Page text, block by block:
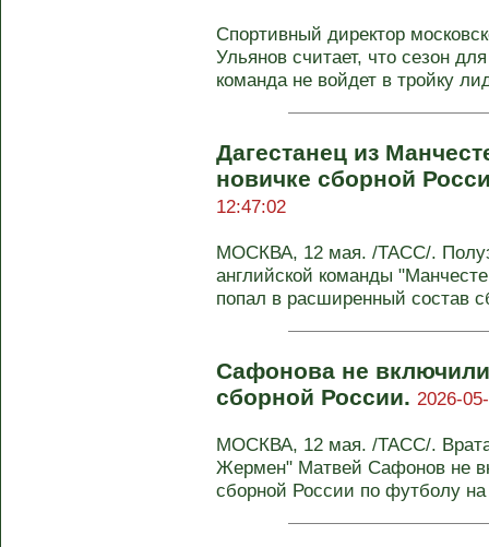
Спортивный директор
Ульянов считает, что сезон
команда не войдет в тройку
Дагестанец из
новичке сборной
12:47:02
МОСКВА, 12 мая. /ТАСС/.
английской команды
попал в расширенный состав
Сафонова не
сборной России. 2026-
МОСКВА, 12 мая. /ТАСС/.
Жермен" Матвей Сафонов не
сборной России по футболу